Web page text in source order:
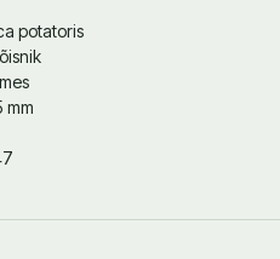
potatoris
mm